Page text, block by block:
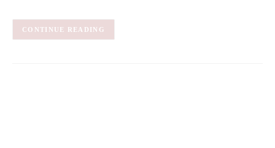
CONTINUE READING